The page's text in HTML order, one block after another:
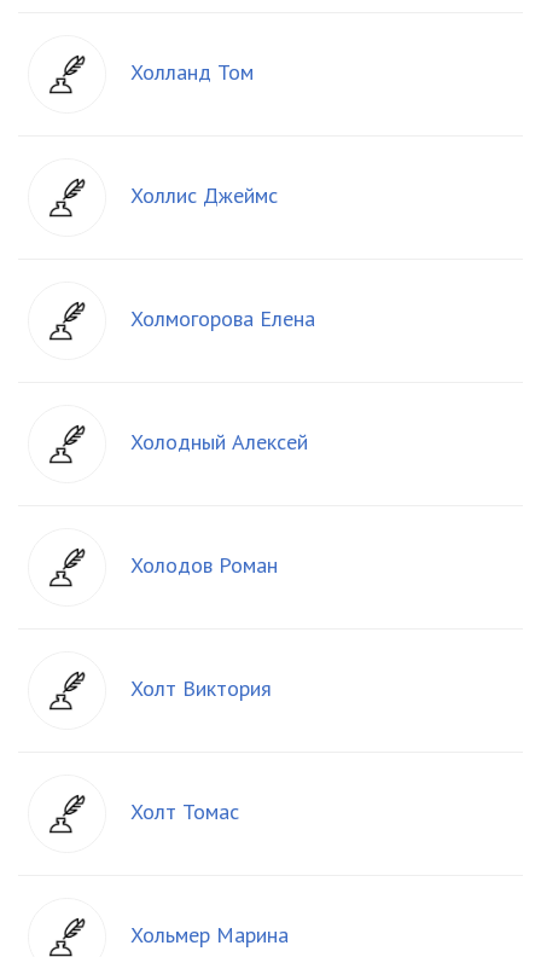
Холланд Том
Холлис Джеймс
Холмогорова Елена
Холодный Алексей
Холодов Роман
Холт Виктория
Холт Томас
Хольмер Марина